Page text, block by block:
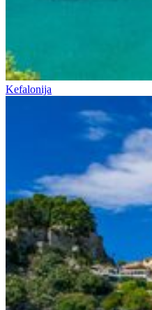
Kefalonija